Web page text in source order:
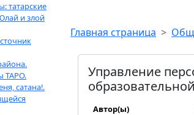
татарские
и злой
ТАРО.
сатана!.
Главная страница
Управление
Автор(ы)